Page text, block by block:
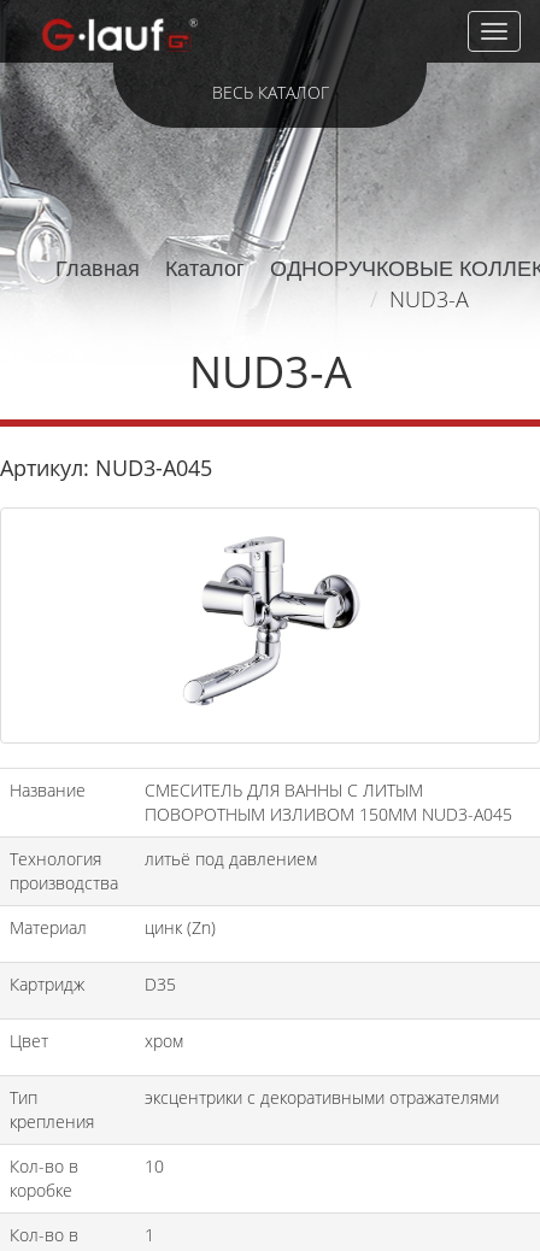
Toggle
ВЕСЬ КАТАЛОГ
Главная Каталог ОДНОРУЧКОВЫЕ
NUD3-A
NUD3-A
Артикул: NUD3-A045
Название
СМЕСИТЕЛЬ ДЛЯ ВАННЫ С ЛИТЫМ
ПОВОРОТНЫМ ИЗЛИВОМ 150ММ NUD3-A045
Технология
производства
литьё под давлением
Материал цинк (Zn)
Картридж D35
Цвет хром
Тип
крепления
эксцентрики с декоративными отражателями
Кол-во в
коробке
10
Кол-во в
1